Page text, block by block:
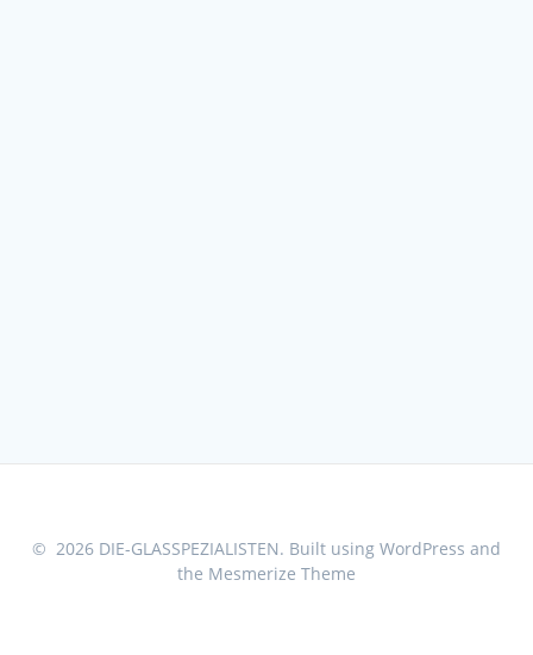
© 2026 DIE-GLASSPEZIALISTEN. Built using WordPress and
the Mesmerize Theme